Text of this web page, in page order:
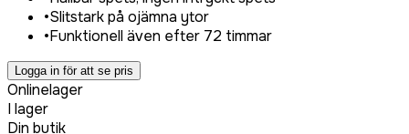
•Slitstark på ojämna ytor
•Funktionell även efter 72 timmar
Logga in för att se pris
Onlinelager
I lager
Din butik